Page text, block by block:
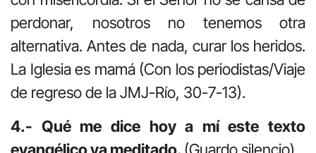
per­donar, nosotros no tenemos otra
alternativa. Antes de nada, curar los heridos.
La Iglesia es mamá (Con los periodistas/Viaje
de regreso de la JMJ-Río, 30-7-13).
4.- Qué me dice hoy a mí este texto
evangélico ya meditado.(Guardo silencio)